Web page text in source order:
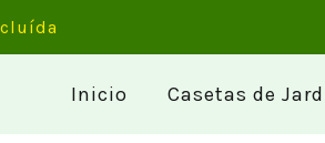
Inicio Casetas de